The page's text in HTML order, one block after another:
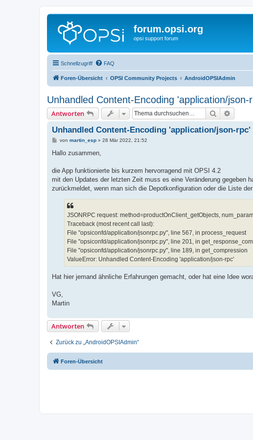
forum.opsi.org
opsi support forum
Schnellzugriff FAQ
Foren-Übersicht OPSI Community Projects AndroidOPSIAdmin
Unhandled Content-Encoding 'application/json-
Antworten Suche
Unhandled Content-Encoding 'application/json-rpc'
B
i
a
von martin_esp» 28 Mär 2022, 21:52
Hallo zusammen,
die App funktionierte bis kurzem hervorragend mit OPSI 4.2
mit den Updates der letzten Zeit muss es eine Veränderung
zurückmeldet, wenn man sich die Depotkonfiguration oder die Liste
JSONRPC request: method=productOnClient_getObjects,
Traceback (most recent call last):
File "opsiconfd/application/jsonrpc.py", line 567, in process_request
File "opsiconfd/application/jsonrpc.py", line 201, in
File "opsiconfd/application/jsonrpc.py", line 189, in get_compression
ValueError: Unhandled Content-Encoding 'application/json-rpc'
Hat hier jemand ähnliche Erfahrungen gemacht, oder hat eine Idee
VG,
Martin
Antworten
Zurück zu „AndroidOPSIAdmin“
Foren-Übersicht